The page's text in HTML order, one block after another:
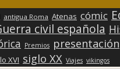
antigua Roma Atenas cómic
civil española
Premios presentación
XVI siglo XX Viajes vikingos